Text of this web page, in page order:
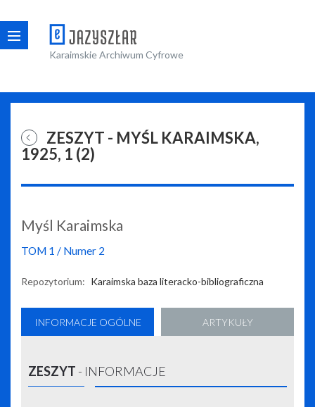
Karaimskie Archiwum Cyfrowe
ZESZYT - MYŚL KARAIMSKA,
1925, 1 (2)
Myśl Karaimska
TOM 1 / Numer 2
Repozytorium: Karaimska baza literacko-bibliograficzna
INFORMACJE OGÓLNE ARTYKUŁY
ZESZYT - INFORMACJE